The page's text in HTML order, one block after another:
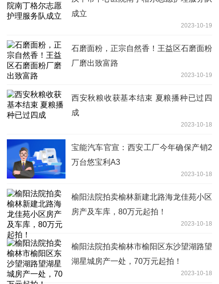
成立
2023-10-19
石磨面粉，正宗自然香！王益区石磨面粉
厂磨出致富路
2023-10-19
西安秋粮收获基本结束 夏粮播种已过四
成
2023-10-18
宝能汽车官宣：西安工厂今年确保产销2
万台悠宝利A3
2023-10-18
榆阳法院拍卖榆林新建北路海龙佳苑小区
房产及车库，80万元起拍！
2023-10-18
榆阳法院拍卖榆林市榆阳区东沙望湖路望
湖星城房产一处，70万元起拍！
2023-10-18